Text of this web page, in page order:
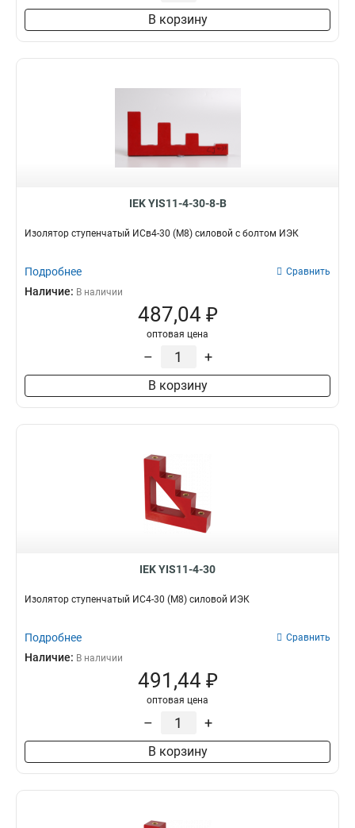
В корзину
IEK YIS11-4-30-8-B
Изолятор ступенчатый ИСв4-30 (М8) силовой с болтом ИЭК
Подробнее Сравнить
Наличие: В наличии
487,04 ₽
оптовая цена
– +
В корзину
IEK YIS11-4-30
Изолятор ступенчатый ИС4-30 (М8) силовой ИЭК
Подробнее Сравнить
Наличие: В наличии
491,44 ₽
оптовая цена
– +
В корзину